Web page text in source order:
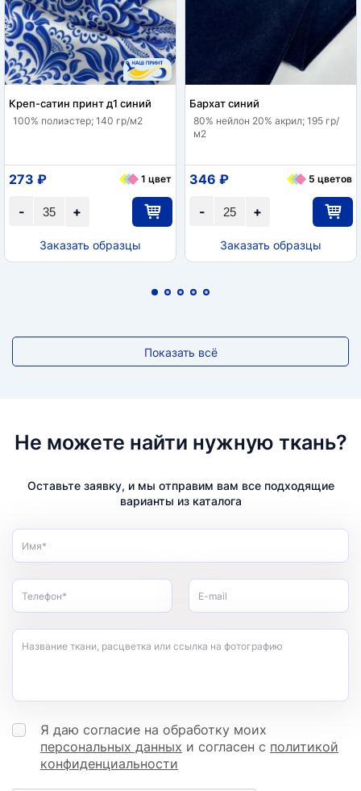
Креп-сатин принт д1 синий
100% полиэстер; 140 гр/м2
+
-
273 ₽ 1 цвет
Заказать образцы
Бархат синий
80% нейлон 20% акрил; 195 гр/
м2
+
-
346 ₽ 5 цветов
Заказать образцы
Показать всё
Не можете найти нужную ткань?
Оставьте заявку, и мы отправим вам все подходящие
варианты из каталога
Имя*
Телефон* E-mail
Название ткани, расцветка или ссылка на фотографию
Я даю согласие на обработку моих
персональных данных и согласен с политикой
конфиденциальности